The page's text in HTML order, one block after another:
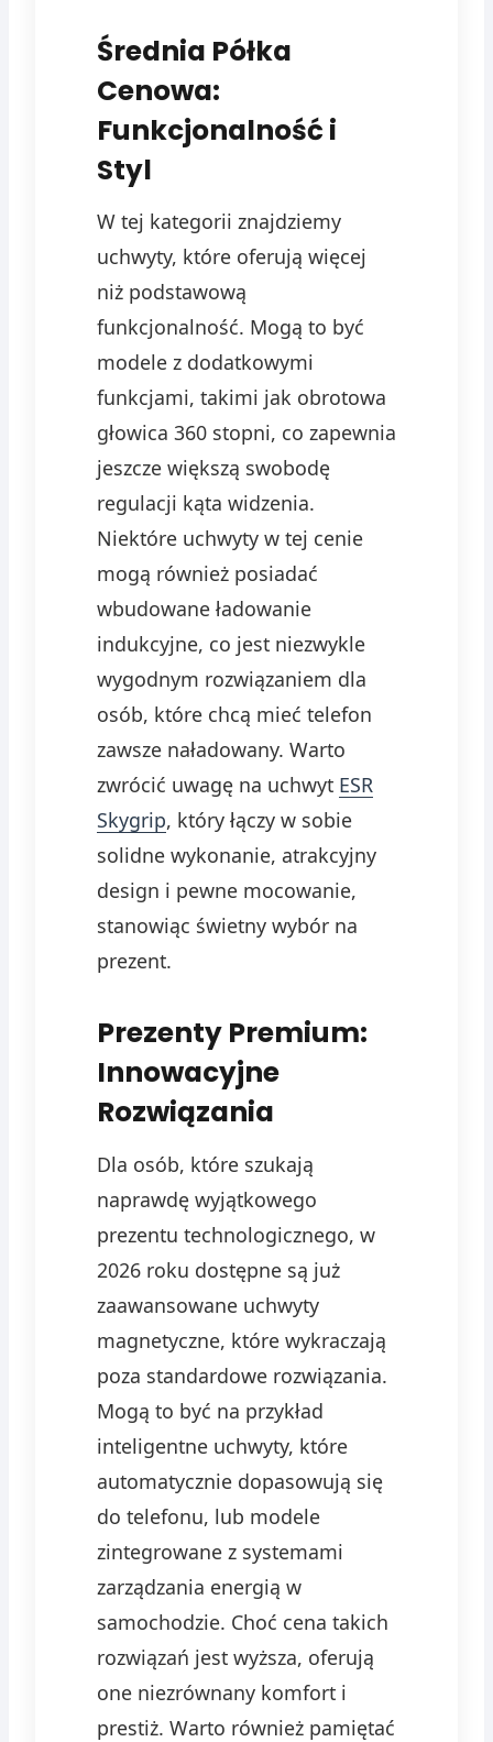
Średnia Półka
Cenowa:
Funkcjonalność i
Styl
W tej kategorii znajdziemy
uchwyty, które oferują więcej
niż podstawową
funkcjonalność. Mogą to być
modele z dodatkowymi
funkcjami, takimi jak obrotowa
głowica 360 stopni, co zapewnia
jeszcze większą swobodę
regulacji kąta widzenia.
Niektóre uchwyty w tej cenie
mogą również posiadać
wbudowane ładowanie
indukcyjne, co jest niezwykle
wygodnym rozwiązaniem dla
osób, które chcą mieć telefon
zawsze naładowany. Warto
zwrócić uwagę na uchwyt ESR
Skygrip, który łączy w sobie
solidne wykonanie, atrakcyjny
design i pewne mocowanie,
stanowiąc świetny wybór na
prezent.
Prezenty Premium:
Innowacyjne
Rozwiązania
Dla osób, które szukają
naprawdę wyjątkowego
prezentu technologicznego, w
2026 roku dostępne są już
zaawansowane uchwyty
magnetyczne, które wykraczają
poza standardowe rozwiązania.
Mogą to być na przykład
inteligentne uchwyty, które
automatycznie dopasowują się
do telefonu, lub modele
zintegrowane z systemami
zarządzania energią w
samochodzie. Choć cena takich
rozwiązań jest wyższa, oferują
one niezrównany komfort i
prestiż. Warto również pamiętać